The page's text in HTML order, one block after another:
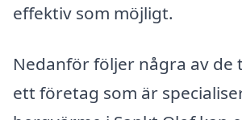
effektiv som möjligt.
Nedanför följer några av de
ett företag som är